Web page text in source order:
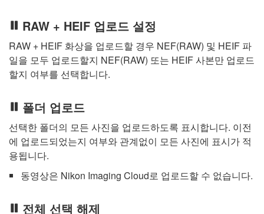
RAW + HEIF 업로드 설정
RAW + HEIF 화상을 업로드할 경우 NEF(RAW) 및 HEIF 파
일을 모두 업로드할지 NEF(RAW) 또는 HEIF 사본만 업로드
할지 여부를 선택합니다.
폴더 업로드
선택한 폴더의 모든 사진을 업로드하도록 표시합니다. 이전
에 업로드되었는지 여부와 관계없이 모든 사진에 표시가 적
용됩니다.
동영상은 Nikon Imaging Cloud로 업로드할 수 없습니다.
전체 선택 해제